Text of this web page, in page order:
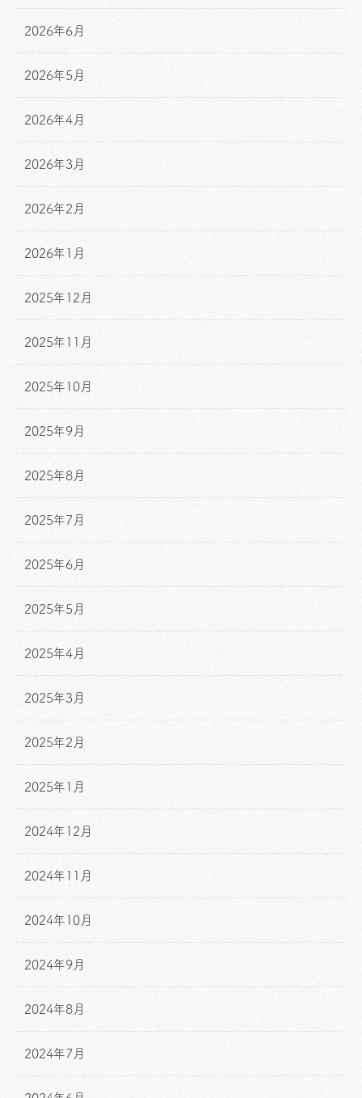
2026年6月
2026年5月
2026年4月
2026年3月
2026年2月
2026年1月
2025年12月
2025年11月
2025年10月
2025年9月
2025年8月
2025年7月
2025年6月
2025年5月
2025年4月
2025年3月
2025年2月
2025年1月
2024年12月
2024年11月
2024年10月
2024年9月
2024年8月
2024年7月